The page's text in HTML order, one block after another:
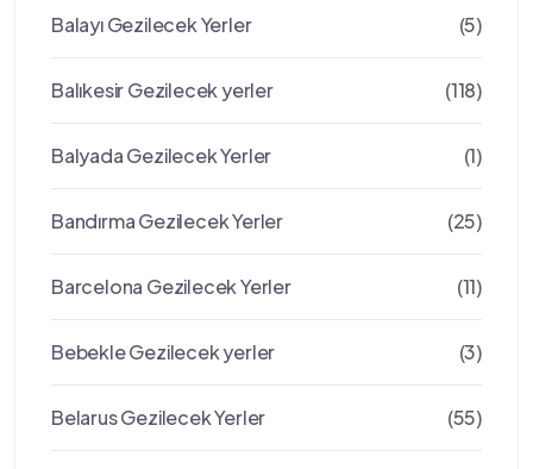
Balayı Gezilecek Yerler (5)
Balıkesir Gezilecek yerler (118)
Balyada Gezilecek Yerler (1)
Bandırma Gezilecek Yerler (25)
Barcelona Gezilecek Yerler (11)
Bebekle Gezilecek yerler (3)
Belarus Gezilecek Yerler (55)